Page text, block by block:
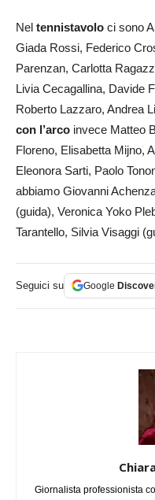
Nel tennistavolo ci sono
Giada Rossi, Federico
Parenzan, Carlotta
Livia Cecagallina, Davide
Roberto Lazzaro, Andrea
con l’arco invece Matteo
Floreno, Elisabetta Mijno,
Eleonora Sarti, Paolo
abbiamo Giovanni
(guida), Veronica Yoko
Tarantello, Silvia Visaggi
Seguici su Google
Giornalista professionista